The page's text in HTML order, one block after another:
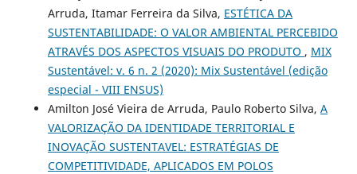
Arruda, Itamar Ferreira da Silva, ESTÉTICA DA
SUSTENTABILIDADE: O VALOR AMBIENTAL PERCEBIDO
ATRAVÉS DOS ASPECTOS VISUAIS DO PRODUTO , MIX
Sustentável: v. 6 n. 2 (2020): Mix Sustentável (edição
especial - VIII ENSUS)
Amilton José Vieira de Arruda, Paulo Roberto Silva, A
VALORIZAÇÃO DA IDENTIDADE TERRITORIAL E
INOVAÇÃO SUSTENTAVEL: ESTRATÉGIAS DE
COMPETITIVIDADE, APLICADOS EM POLOS